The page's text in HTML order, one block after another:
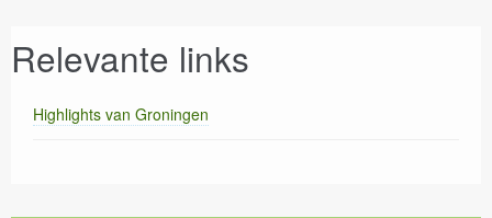
Relevante links
Highlights van Groningen